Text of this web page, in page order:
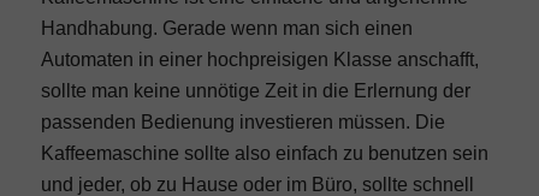
Handhabung. Gerade wenn man sich einen
Automaten in einer hochpreisigen Klasse anschafft,
sollte man keine unnötige Zeit in die Erlernung der
passenden Bedienung investieren müssen. Die
Kaffeemaschine sollte also einfach zu benutzen sein
und jeder, ob zu Hause oder im Büro, sollte schnell